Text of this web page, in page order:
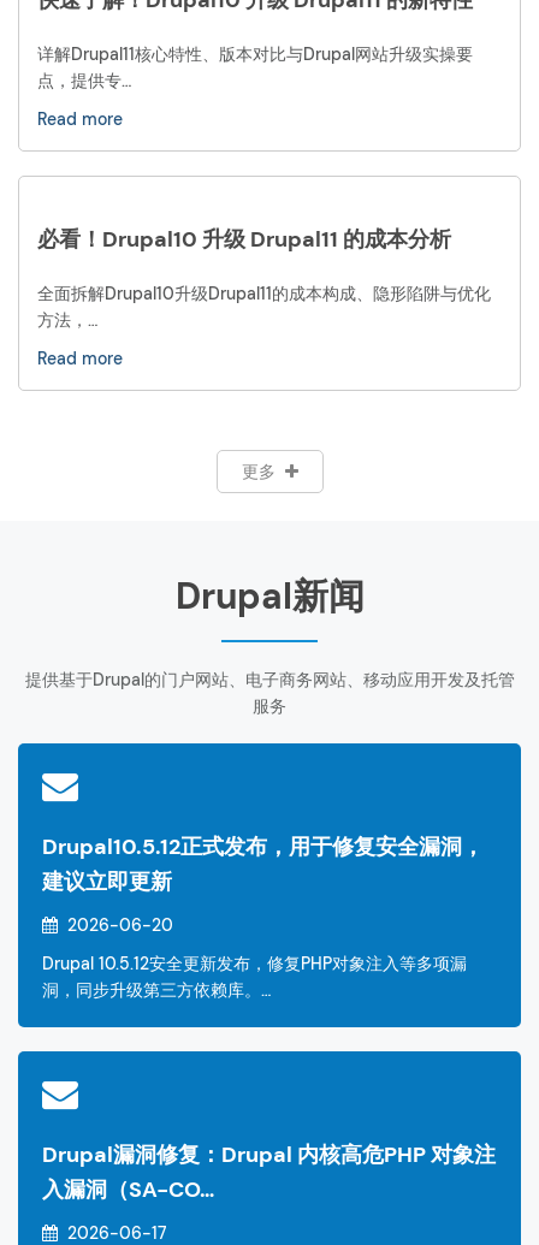
详解Drupal11核心特性、版本对比与Drupal网站升级实操要
点，提供专…
Read more
必看！Drupal10 升级 Drupal11 的成本分析
全面拆解Drupal10升级Drupal11的成本构成、隐形陷阱与优化
方法，…
Read more
更多
Drupal新闻
提供基于Drupal的门户网站、电子商务网站、移动应用开发及托管
服务
Drupal10.5.12正式发布，用于修复安全漏洞，
建议立即更新
2026-06-20
Drupal 10.5.12安全更新发布，修复PHP对象注入等多项漏
洞，同步升级第三方依赖库。…
Drupal漏洞修复：Drupal 内核高危PHP 对象注
入漏洞（SA-CO…
2026-06-17